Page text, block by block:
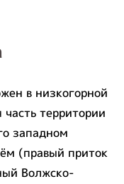
в низкогорной
территории
западном
(правый приток
Волжско-